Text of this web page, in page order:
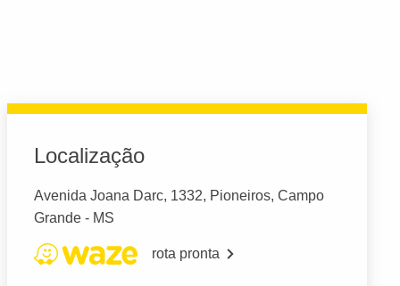
Localização
Avenida Joana Darc, 1332, Pioneiros, Campo
Grande - MS
rota pronta